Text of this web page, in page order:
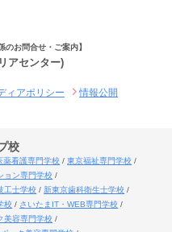
のお問合せ・ご案内】
アセンター)
ィアポリシー 情報公開
校
薬看護専門学校
東京福祉専門学校
ョン専門学校
工士学校
新東京歯科衛生士学校
校
さいたまIT・WEB専門学校
美容専門学校